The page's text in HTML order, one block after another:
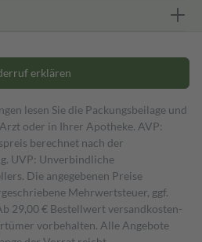
erklären
lesen Sie die Packungsbeilage und
oder in Ihrer Apotheke. AVP:
berechnet nach der
UVP: Unverbindliche
Die angegebenen Preise
Mehrwertsteuer, ggf.
29,00 € Bestell­wert versand­kosten­
vorbehalten. Alle Angebote